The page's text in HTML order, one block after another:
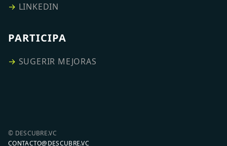
→ LINKEDIN
PARTICIPA
→ SUGERIR MEJORAS
© DESCUBRE.VC
CONTACTO@DESCUBRE.VC